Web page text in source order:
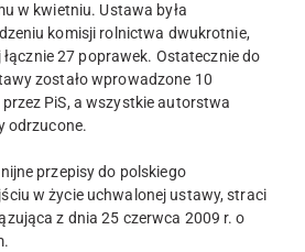
w kwietniu. Ustawa była
komisji rolnictwa dwukrotnie,
łącznie 27 poprawek. Ostatecznie do
zostało wprowadzone 10
PiS, a wszystkie autorstwa
odrzucone.
przepisy do polskiego
w życie uchwalonej ustawy, straci
z dnia 25 czerwca 2009 r. o